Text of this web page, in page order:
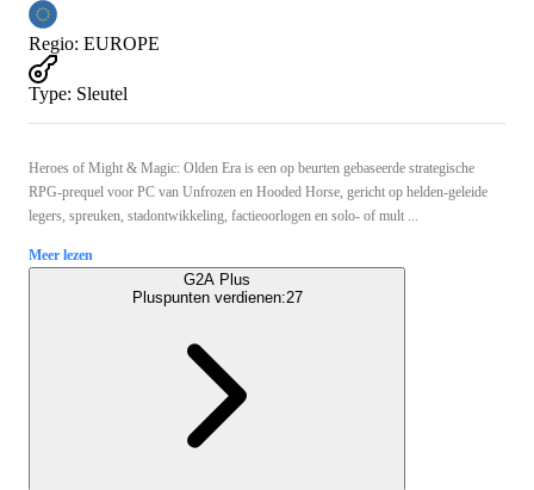
Regio: EUROPE
Type: Sleutel
Heroes of Might & Magic: Olden Era is een op beurten gebaseerde strategische
RPG-prequel voor PC van Unfrozen en Hooded Horse, gericht op helden-geleide
legers, spreuken, stadontwikkeling, factieoorlogen en solo- of mult ...
Meer lezen
G2A Plus
Pluspunten verdienen:27